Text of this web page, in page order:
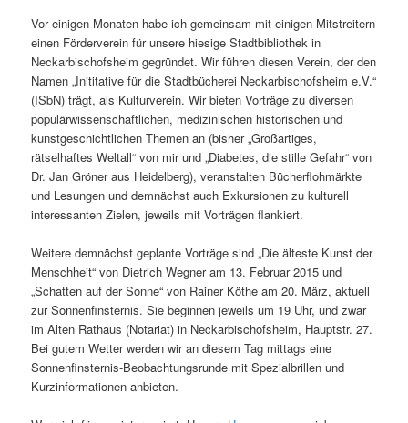
Vor einigen Monaten habe ich gemeinsam mit einigen Mitstreitern
einen Förderverein für unsere hiesige Stadtbibliothek in
Neckarbischofsheim gegründet. Wir führen diesen Verein, der den
Namen „Inititative für die Stadtbücherei Neckarbischofsheim e.V.“
(ISbN) trägt, als Kulturverein. Wir bieten Vorträge zu diversen
populärwissenschaftlichen, medizinischen historischen und
kunstgeschichtlichen Themen an (bisher „Großartiges,
rätselhaftes Weltall“ von mir und „Diabetes, die stille Gefahr“ von
Dr. Jan Gröner aus Heidelberg), veranstalten Bücherflohmärkte
und Lesungen und demnächst auch Exkursionen zu kulturell
interessanten Zielen, jeweils mit Vorträgen flankiert.
Weitere demnächst geplante Vorträge sind „Die älteste Kunst der
Menschheit“ von Dietrich Wegner am 13. Februar 2015 und
„Schatten auf der Sonne“ von Rainer Köthe am 20. März, aktuell
zur Sonnenfinsternis. Sie beginnen jeweils um 19 Uhr, und zwar
im Alten Rathaus (Notariat) in Neckarbischofsheim, Hauptstr. 27.
Bei gutem Wetter werden wir an diesem Tag mittags eine
Sonnenfinsternis-Beobachtungsrunde mit Spezialbrillen und
Kurzinformationen anbieten.